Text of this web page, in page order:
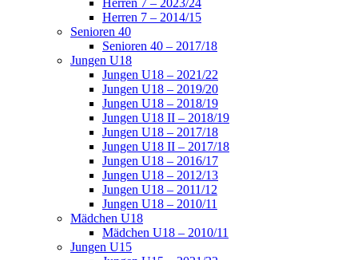
Herren 7 – 2023/24
Herren 7 – 2014/15
Senioren 40
Senioren 40 – 2017/18
Jungen U18
Jungen U18 – 2021/22
Jungen U18 – 2019/20
Jungen U18 – 2018/19
Jungen U18 II – 2018/19
Jungen U18 – 2017/18
Jungen U18 II – 2017/18
Jungen U18 – 2016/17
Jungen U18 – 2012/13
Jungen U18 – 2011/12
Jungen U18 – 2010/11
Mädchen U18
Mädchen U18 – 2010/11
Jungen U15